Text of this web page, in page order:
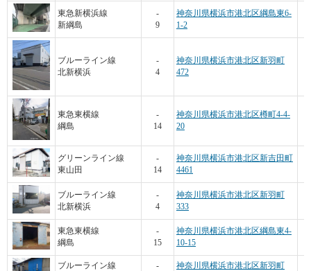
東急新横浜線
新綱島
-
9
神奈川県横浜市港北区綱島東6-
1-2
ブルーライン線
北新横浜
-
4
神奈川県横浜市港北区新羽町
472
東急東横線
綱島
-
14
神奈川県横浜市港北区樽町4-4-
20
グリーンライン線
東山田
-
14
神奈川県横浜市港北区新吉田町
4461
ブルーライン線
北新横浜
-
4
神奈川県横浜市港北区新羽町
333
東急東横線
綱島
-
15
神奈川県横浜市港北区綱島東4-
10-15
ブルーライン線
-
神奈川県横浜市港北区新羽町